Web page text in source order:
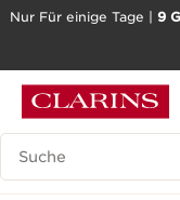
Nur Für einige Tage | 9
Legende suchen